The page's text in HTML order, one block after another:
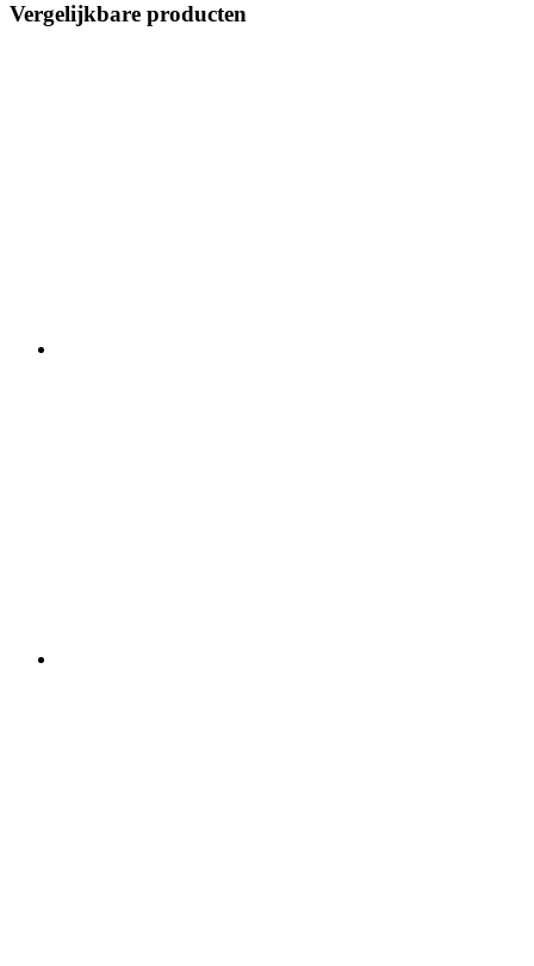
Vergelijkbare producten